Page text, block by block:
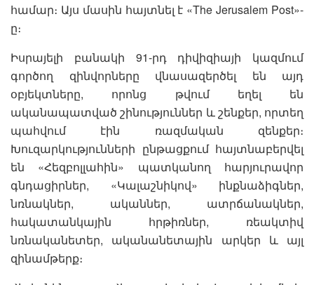
համար։ Այս մասին հայտնել է «The Jerusalem Post»-
ը։
Իսրայելի բանակի 91-րդ դիվիզիայի կազմում
գործող զինվորները վնասազերծել են այդ
օբյեկտները, որոնց թվում եղել են
ականապատված շինություններ և շենքեր, որտեղ
պահվում էին ռազմական զենքեր։
Խուզարկությունների ընթացքում հայտնաբերվել
են «Հեզբոլլահին» պատկանող հարյուրավոր
գնդացիրներ, «Կալաշնիկով» ինքնաձիգներ,
նռնակներ, ականներ, ատրճանակներ,
հակատանկային հրթիռներ, ռեակտիվ
նռնականետեր, ականանետային արկեր և այլ
զինամթերք։